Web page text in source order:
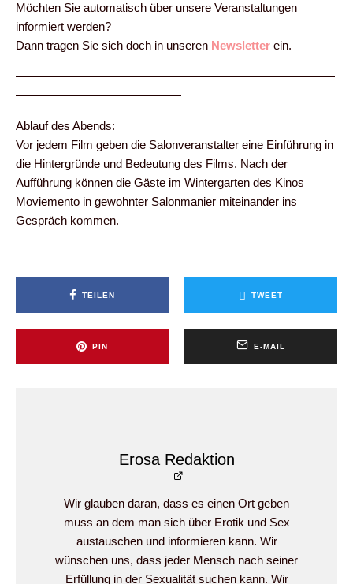
Möchten Sie automatisch über unsere Veranstaltungen
informiert werden?
Dann tragen Sie sich doch in unseren Newsletter ein.
———————————————————————————
——————————————
Ablauf des Abends:
Vor jedem Film geben die Salonveranstalter eine Einführung in
die Hintergründe und Bedeutung des Films. Nach der
Aufführung können die Gäste im Wintergarten des Kinos
Moviemento in gewohnter Salonmanier miteinander ins
Gespräch kommen.
TEILEN TWEET
PIN E-MAIL
Erosa Redaktion
Wir glauben daran, dass es einen Ort geben
muss an dem man sich über Erotik und Sex
austauschen und informieren kann. Wir
wünschen uns, dass jeder Mensch nach seiner
Erfüllung in der Sexualität suchen kann. Wir